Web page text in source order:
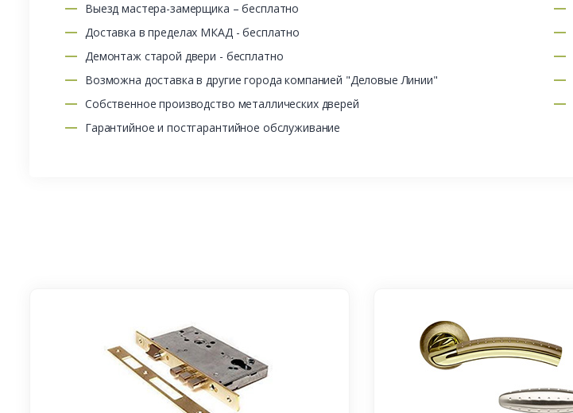
Выезд мастера-замерщика – бесплатно
Доставка в пределах МКАД - бесплатно
Демонтаж старой двери - бесплатно
Возможна доставка в другие города компанией "Деловые Линии"
Собственное производство металлических дверей
Гарантийное и постгарантийное обслуживание